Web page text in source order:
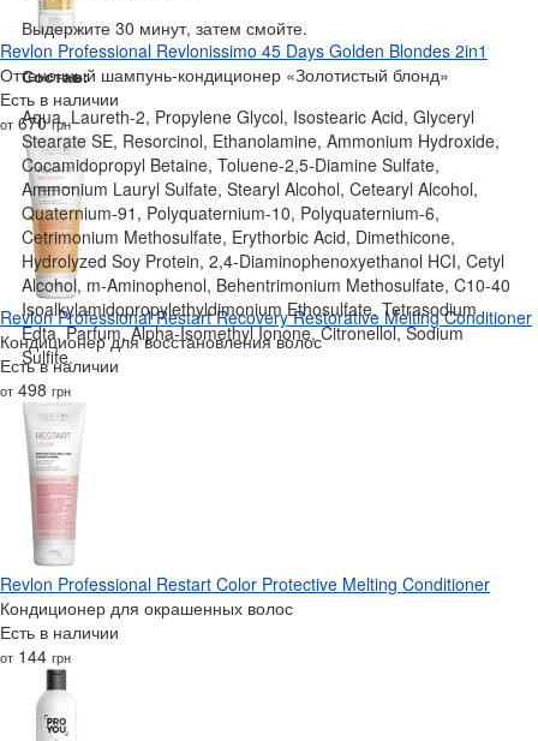
Выдержите 30 минут, затем смойте.
Состав:
Aqua, Laureth-2, Propylene Glycol, Isostearic Acid, Glyceryl
Stearate SE, Resorcinol, Ethanolamine, Ammonium Hydroxide,
Cocamidopropyl Betaine, Toluene-2,5-Diamine Sulfate,
Ammonium Lauryl Sulfate, Stearyl Alcohol, Cetearyl Alcohol,
Quaternium-91, Polyquaternium-10, Polyquaternium-6,
Cetrimonium Methosulfate, Erythorbic Acid, Dimethicone,
Hydrolyzed Soy Protein, 2,4-Diaminophenoxyethanol HCI, Cetyl
Alcohol, m-Aminophenol, Behentrimonium Methosulfate, C10-40
Isoalkylamidopropylethyldimonium Ethosulfate, Tetrasodium
Edta, Parfum, Alpha-Isomethyl Ionone, Citronellol, Sodium
Sulfite.
Revlon Professional Revlonissimo 45 Days Golden Blondes 2in1
Оттеночный шампунь-кондиционер «Золотистый блонд»
Есть в наличии
от 670грн
Revlon Professional Restart Recovery Restorative Melting Conditioner
Кондиционер для восстановления волос
Есть в наличии
от 498 грн
Revlon Professional Restart Color Protective Melting Conditioner
Кондиционер для окрашенных волос
Есть в наличии
от 144 грн